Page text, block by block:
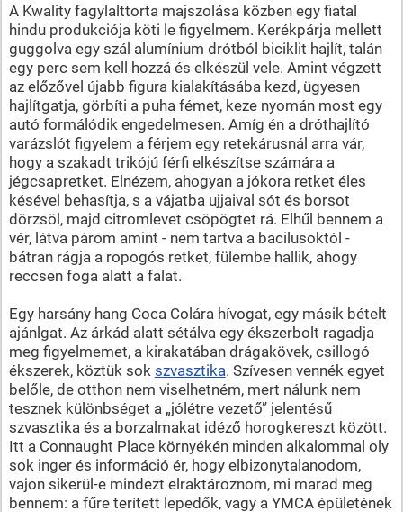
A Kwality fagylalttorta majszolása közben egy fiatal
hindu produkciója köti le figyelmem. Kerékpárja mellett
guggolva egy szál alumínium drótból biciklit hajlít, talán
egy perc sem kell hozzá és elkészül vele. Amint végzett
az előzővel újabb figura kialakításába kezd, ügyesen
hajlítgatja, görbíti a puha fémet, keze nyomán most egy
autó formálódik engedelmesen. Amíg én a dróthajlító
varázslót figyelem a férjem egy retekárusnál arra vár,
hogy a szakadt trikójú férfi elkészítse számára a
jégcsapretket. Elnézem, ahogyan a jókora retket éles
késével behasítja, s a vájatba ujjaival sót és borsot
dörzsöl, majd citromlevet csöpögtet rá. Elhűl bennem a
vér, látva párom amint - nem tartva a bacilusoktól -
bátran rágja a ropogós retket, fülembe hallik, ahogy
reccsen foga alatt a falat.
Egy harsány hang Coca Colára hívogat, egy másik bételt
ajánlgat. Az árkád alatt sétálva egy ékszerbolt ragadja
meg figyelmemet, a kirakatában drágakövek, csillogó
ékszerek, köztük sok szvasztika. Szívesen vennék egyet
belőle, de otthon nem viselhetném, mert nálunk nem
tesznek különbséget a „jólétre vezető” jelentésű
szvasztika és a borzalmakat idéző horogkereszt között.
Itt a Connaught Place környékén minden alkalommal oly
sok inger és információ ér, hogy elbizonytalanodom,
vajon sikerül-e mindezt elraktároznom, mi marad meg
bennem: a fűre terített lepedők, vagy a YMCA épületének